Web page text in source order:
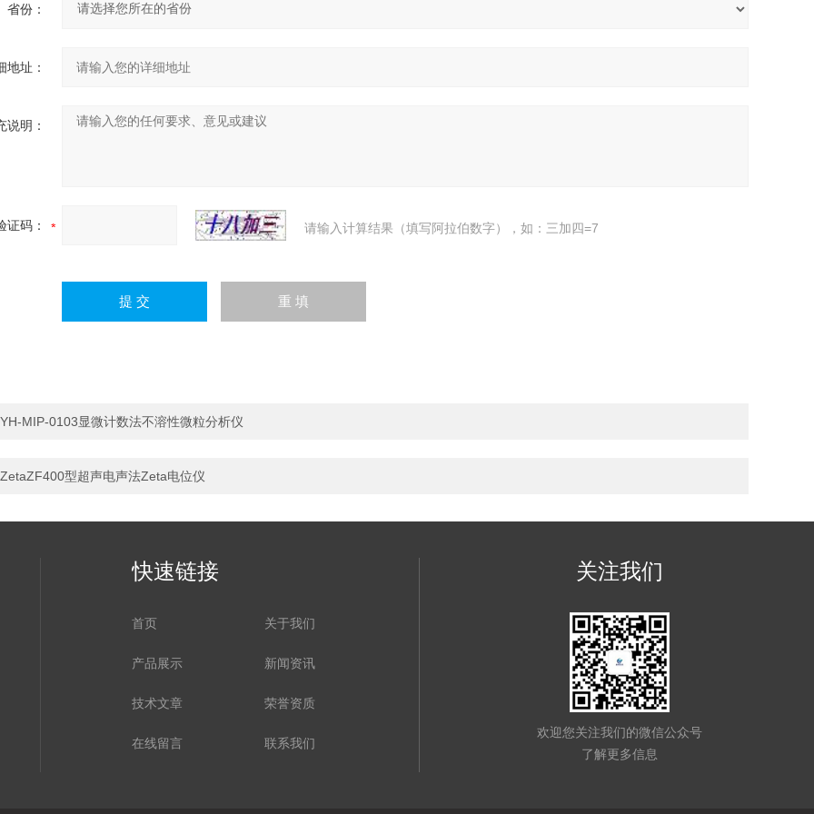
省份：
地址：
说明：
证码： 请输入计算结果（填写阿拉伯数字），如：三加四=7
YH-MIP-0103显微计数法不溶性微粒分析仪
ZetaZF400型超声电声法Zeta电位仪
快速链接
首页 关于我们
产品展示 新闻资讯
技术文章 荣誉资质
在线留言 联系我们
关注我们
欢迎您关注我们的微信公众号
了解更多信息